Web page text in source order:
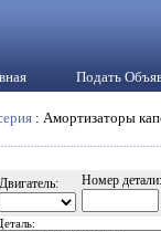
Подать
: Амортизаторы
Двигатель: Номер детали: